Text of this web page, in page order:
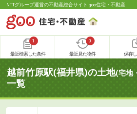
NTTグループ運営の不動産総合サイト goo住宅・不動産
1
最近検索した条件
0
最近見た物件 保存
越前竹原駅(福井県)の土地(宅地
一覧